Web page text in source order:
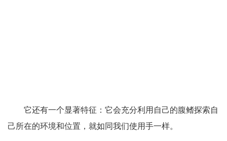
它还有一个显著特征：它会充分利用自己的腹鳍探索自
己所在的环境和位置，就如同我们使用手一样。